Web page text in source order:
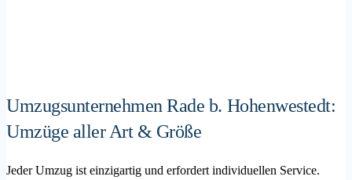
Umzugsunternehmen Rade b. Hohenwestedt:
Umzüge aller Art & Größe
Jeder Umzug ist einzigartig und erfordert individuellen Service.